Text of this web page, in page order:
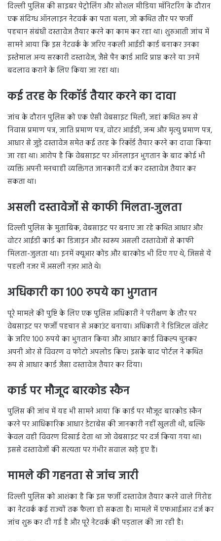
दिल्ली पुलिस की साइबर पेट्रोलिंग और सोशल मीडिया मॉनिटरिंग के दौरान
एक संदिग्ध ऑनलाइन नेटवर्क का पता चला, जो कथित तौर पर फर्जी
पहचान संबंधी दस्तावेज तैयार करने का काम कर रहा था। शुरुआती जांच में
सामने आया कि इस नेटवर्क के जरिए नकली आईडी कार्ड बनाकर उनका
इस्तेमाल अन्य सरकारी दस्तावेज, जैसे पैन कार्ड आदि प्राप्त करने या उनमें
बदलाव कराने के लिए किया जा रहा था।
कई तरह के रिकॉर्ड तैयार करने का दावा
जांच के दौरान पुलिस को एक ऐसी वेबसाइट मिली, जहां कथित रूप से
निवास प्रमाण पत्र, जाति प्रमाण पत्र, वोटर आईडी, जन्म और मृत्यु प्रमाण पत्र,
आधार से जुड़े दस्तावेज समेत कई तरह के रिकॉर्ड तैयार करने का दावा किया
जा रहा था। आरोप है कि वेबसाइट पर ऑनलाइन भुगतान के बाद कोई भी
व्यक्ति अपनी मनचाही व्यक्तिगत जानकारी दर्ज कर दस्तावेज तैयार कर
सकता था।
असली दस्तावेजों से काफी मिलता-जुलता
दिल्ली पुलिस के मुताबिक, वेबसाइट पर बनाए जा रहे कथित आधार और
वोटर आईडी कार्ड का डिजाइन और स्वरूप असली दस्तावेजों से काफी
मिलता-जुलता था। इनमें क्यूआर कोड और बारकोड भी दिए गए थे, जिससे ये
पहली नजर में असली नज़र आते थे।
अधिकारी का 100 रुपये का भुगतान
पूरे मामले की पुष्टि के लिए एक पुलिस अधिकारी ने परीक्षण के तौर पर
वेबसाइट पर फर्जी पहचान से अकाउंट बनाया। अधिकारी ने डिजिटल वॉलेट
के जरिए 100 रुपये का भुगतान किया और आधार कार्ड विकल्प चुनकर
अपनी ओर से विवरण व फोटो अपलोड किए। इसके बाद पोर्टल ने कथित
रूप से आधार कार्ड जैसा दस्तावेज तैयार कर दिया।
कार्ड पर मौजूद बारकोड स्कैन
पुलिस की जांच में यह भी सामने आया कि कार्ड पर मौजूद बारकोड स्कैन
करने पर आधिकारिक आधार डेटाबेस की जानकारी नहीं खुलती थी, बल्कि
केवल वही विवरण दिखाई देता था जो वेबसाइट पर दर्ज किया गया था।
इससे दस्तावेजों की सत्यता पर गंभीर सवाल खड़े हुए हैं।
मामले की गहनता से जांच जारी
दिल्ली पुलिस को आशंका है कि इस फर्जी दस्तावेज तैयार करने वाले गिरोह
का नेटवर्क कई राज्यों तक फैला हो सकता है। मामले में एफआईआर दर्ज कर
जांच शुरू कर दी गई है और पूरे नेटवर्क की पड़ताल की जा रही है।